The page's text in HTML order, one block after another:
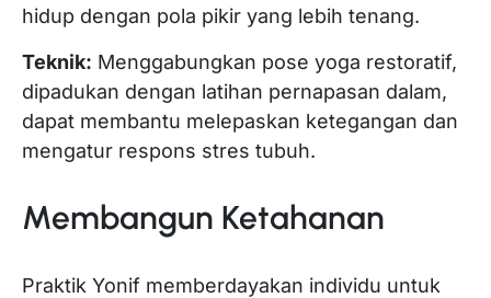
hidup dengan pola pikir yang lebih tenang.
Teknik: Menggabungkan pose yoga restoratif,
dipadukan dengan latihan pernapasan dalam,
dapat membantu melepaskan ketegangan dan
mengatur respons stres tubuh.
Membangun Ketahanan
Praktik Yonif memberdayakan individu untuk